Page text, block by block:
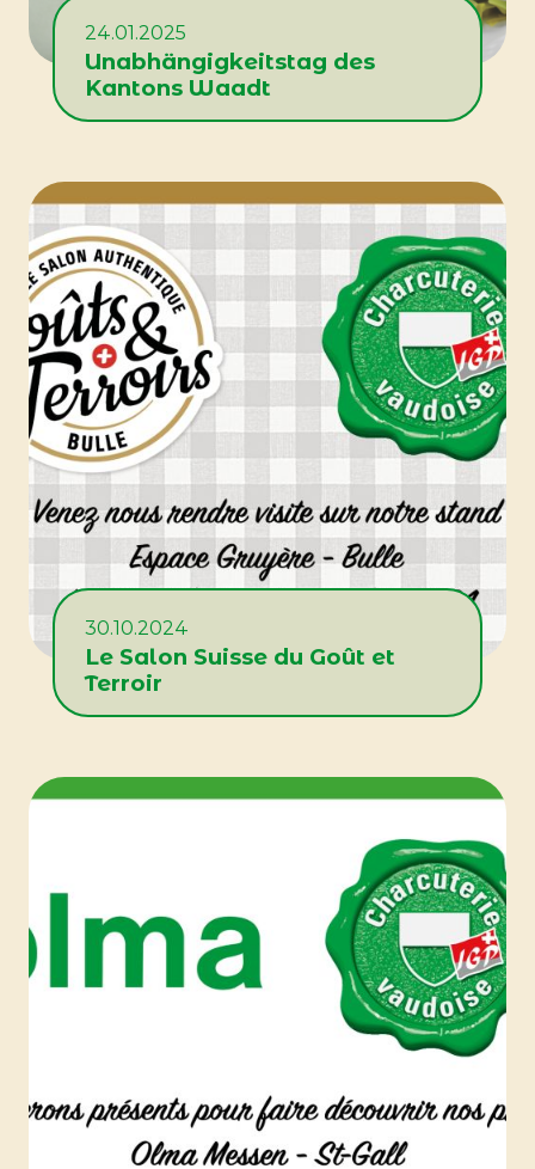
24.01.2025
Unabhängigkeitstag des
Kantons Waadt
30.10.2024
Le Salon Suisse du Goût et
Terroir